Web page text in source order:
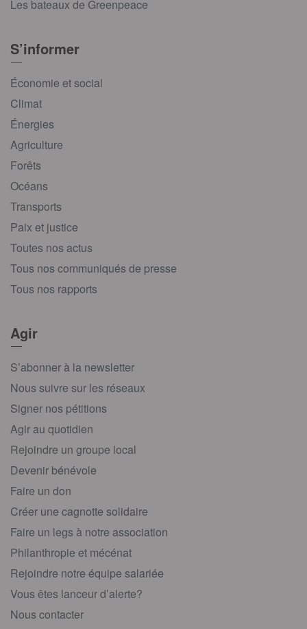
Les bateaux de Greenpeace
S’informer
Économie et social
Climat
Énergies
Agriculture
Forêts
Océans
Transports
Paix et justice
Toutes nos actus
Tous nos communiqués de presse
Tous nos rapports
Agir
S’abonner à la newsletter
Nous suivre sur les réseaux
Signer nos pétitions
Agir au quotidien
Rejoindre un groupe local
Devenir bénévole
Faire un don
Créer une cagnotte solidaire
Faire un legs à notre association
Philanthropie et mécénat
Rejoindre notre équipe salariée
Vous êtes lanceur d’alerte?
Nous contacter